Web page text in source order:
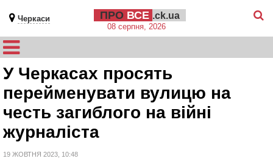
Черкаси ПРО ВСЕ .ck.ua
08 серпня, 2026
У Черкасах просять
перейменувати вулицю на
честь загиблого на війні
журналіста
19 ЖОВТНЯ 2023, 10:48